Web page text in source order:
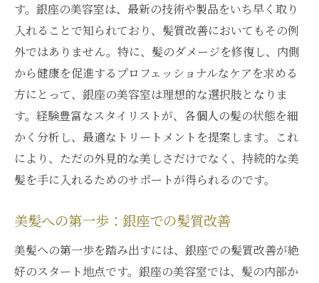
銀座での髪質改善を専門店で試す理由
銀座の専門店で得られる髪質改善の満足感
最新技術で実現する銀座の髪質改善ケアの進化
銀座の髪質改善で進化する最新技術
髪質改善ケアの進化を銀座で体感
銀座で試す最先端の髪質改善ケア
髪質改善の未来を切り開く銀座の最新技術
銀座の髪質改善ケアがもたらす未来の美髪
う
銀座の洗練された空間で髪質改善を楽しむ方法
銀座の洗練された空間がもたらす髪質改善
す。銀座の美容室は、最新の技術や製品をいち早く取り
入れることで知られており、髪質改善においてもその例
外ではありません。特に、髪のダメージを修復し、内側
から健康を促進するプロフェッショナルなケアを求める
方にとって、銀座の美容室は理想的な選択肢となりま
す。経験豊富なスタイリストが、各個人の髪の状態を細
かく分析し、最適なトリートメントを提案します。これ
により、ただの外見的な美しさだけでなく、持続的な美
髪を手に入れるためのサポートが得られるのです。
美髪への第一歩：銀座での髪質改善
美髪への第一歩を踏み出すには、銀座での髪質改善が絶
好のスタート地点です。銀座の美容室では、髪の内部か